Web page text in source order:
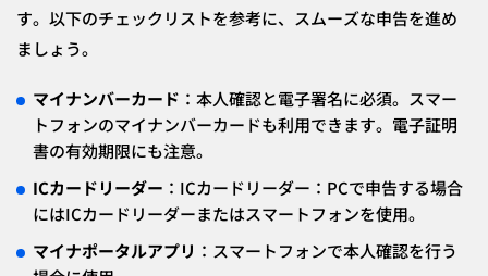
す。以下のチェックリストを参考に、スムーズな申告を進め
ましょう。
マイナンバーカード ：本人確認と電子署名に必須。スマー
トフォンのマイナンバーカードも利用できます。電子証明
書の有効期限にも注意。
ICカードリーダー ：ICカードリーダー：PCで申告する場合
にはICカードリーダーまたはスマートフォンを使用。
マイナポータルアプリ ：スマートフォンで本人確認を行う